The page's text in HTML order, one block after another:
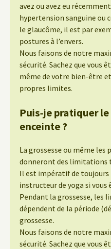
avez ou avez eu
hypertension sanguine ou
le glaucôme, il est par
postures à l’envers.
Nous faisons de notre
sécurité. Sachez que vous
même de votre bien-être
propres limites.
Puis-je pratiquer
enceinte ?
La grossesse ou même
donneront des limitations
Il est impératif de
instructeur de yoga si vous
Pendant la grossesse,
dépendent de la période
grossesse.
Nous faisons de notre
sécurité. Sachez que vous